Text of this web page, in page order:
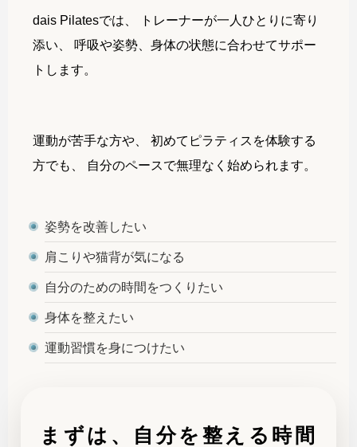
dais Pilatesでは、 トレーナーが一人ひとりに寄り
添い、 呼吸や姿勢、身体の状態に合わせてサポー
トします。
運動が苦手な方や、 初めてピラティスを体験する
方でも、 自分のペースで無理なく始められます。
姿勢を改善したい
肩こりや猫背が気になる
自分のための時間をつくりたい
身体を整えたい
運動習慣を身につけたい
まずは、自分を整える時間